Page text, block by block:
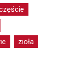
zioła